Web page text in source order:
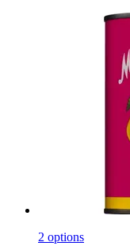
2 options